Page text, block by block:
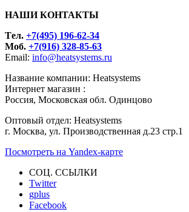
НАШИ КОНТАКТЫ
Tел. +7(495) 196-62-34
Моб. +7(916) 328-85-63
Email: info@heatsystems.ru
Название компании: Heatsystems
Интернет магазин :
Россия, Московская обл. Одинцово
Оптовый отдел: Heatsystems
г. Москва, ул. Производственная д.23 стр.1
Посмотреть на Yandex-карте
СОЦ. ССЫЛКИ
Twitter
gplus
Facebook